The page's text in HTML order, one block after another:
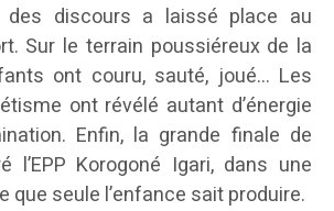
discours a laissé place au
Sur le terrain poussiéreux de la
ont couru, sauté, joué… Les
ont révélé autant d’énergie
Enfin, la grande finale de
l’EPP Korogoné Igari, dans une
que seule l’enfance sait produire.